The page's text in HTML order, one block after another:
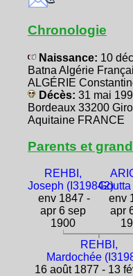
Chronologie
Naissance: 10
Batna Algérie
ALGÉRIE
Décès: 31 mai
Bordeaux 33200
Aquitaine FRANCE
Parents et
REHBI,
Joseph (I319842)
env 1847 -
apr 6 sep
1900
env
apr
REHBI,
Mardochée
16 août 1877 - 13